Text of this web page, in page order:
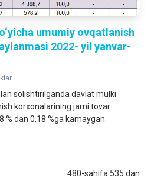
umumiy ovqatlanish
2022- yil yanvar-
solishtirilganda davlat mulki
korxonalarining jami tovar
dan 0,18 %ga kamaygan.
480-sahifa 535 dan